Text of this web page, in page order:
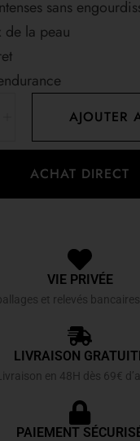
sans
de la peau
AJOUTER
ACHAT DIRECT
VIE PRIVÉE
et relevés
LIVRAISON
Livraison en 48H dès 69€
PAIEMENT